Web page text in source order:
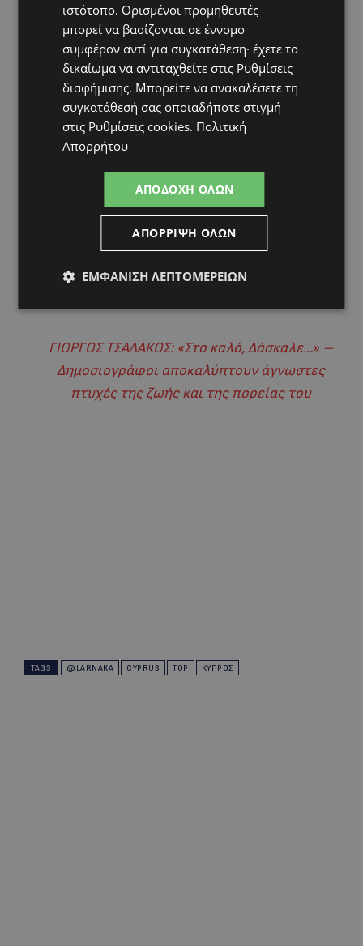
τους τόσο προς τους γιατρούς του Μακάρειου
Νοσοκομείου που κράτησαν τον γιο τους στη
ζωή κατά τη διάρκεια της μάχης με τον καρκίνο,
όσο και προς τη Δρ. Σέθι, η οποία κατάφερε να
αντιμετωπίσει τις σοβαρές επιπλοκές και να
του επιτρέψει να καθίσει ξανά στο
οικογενειακό τραπέζι.
Κορτά αποτελεί μια υπενθύμιση ότι, ακόμη
και όταν οι πιθανότητες μοιάζουν ελάχιστες,
η επιμονή, η εξειδικευμένη ιατρική γνώση και
η ανθρώπινη στήριξη μπορούν να αλλάξουν
ΓΙΩΡΓΟΣ ΤΣΑΛΑΚΟΣ: «Στο καλό, Δάσκαλε…» –
Δημοσιογράφοι αποκαλύπτουν άγνωστες
πτυχές της ζωής και της πορείας του
TAGS @LARNAKA CYPRUS TOP ΚΎΠΡΟΣ
ιστότοπο. Ορισμένοι προμηθευτές
μπορεί να βασίζονται σε έννομο
συμφέρον αντί για συγκατάθεση· έχετε το
δικαίωμα να αντιταχθείτε στις Ρυθμίσεις
διαφήμισης. Μπορείτε να ανακαλέσετε τη
συγκατάθεσή σας οποιαδήποτε στιγμή
στις Ρυθμίσεις cookies. Πολιτική
Απορρήτου
ΑΠΟΔΟΧΉ ΌΛΩΝ
ΑΠΌΡΡΙΨΗ ΌΛΩΝ
ΕΜΦΆΝΙΣΗ ΛΕΠΤΟΜΕΡΕΙΏΝ